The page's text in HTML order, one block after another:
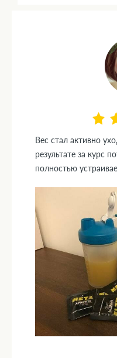
Вес стал активно
результате за курс
полностью